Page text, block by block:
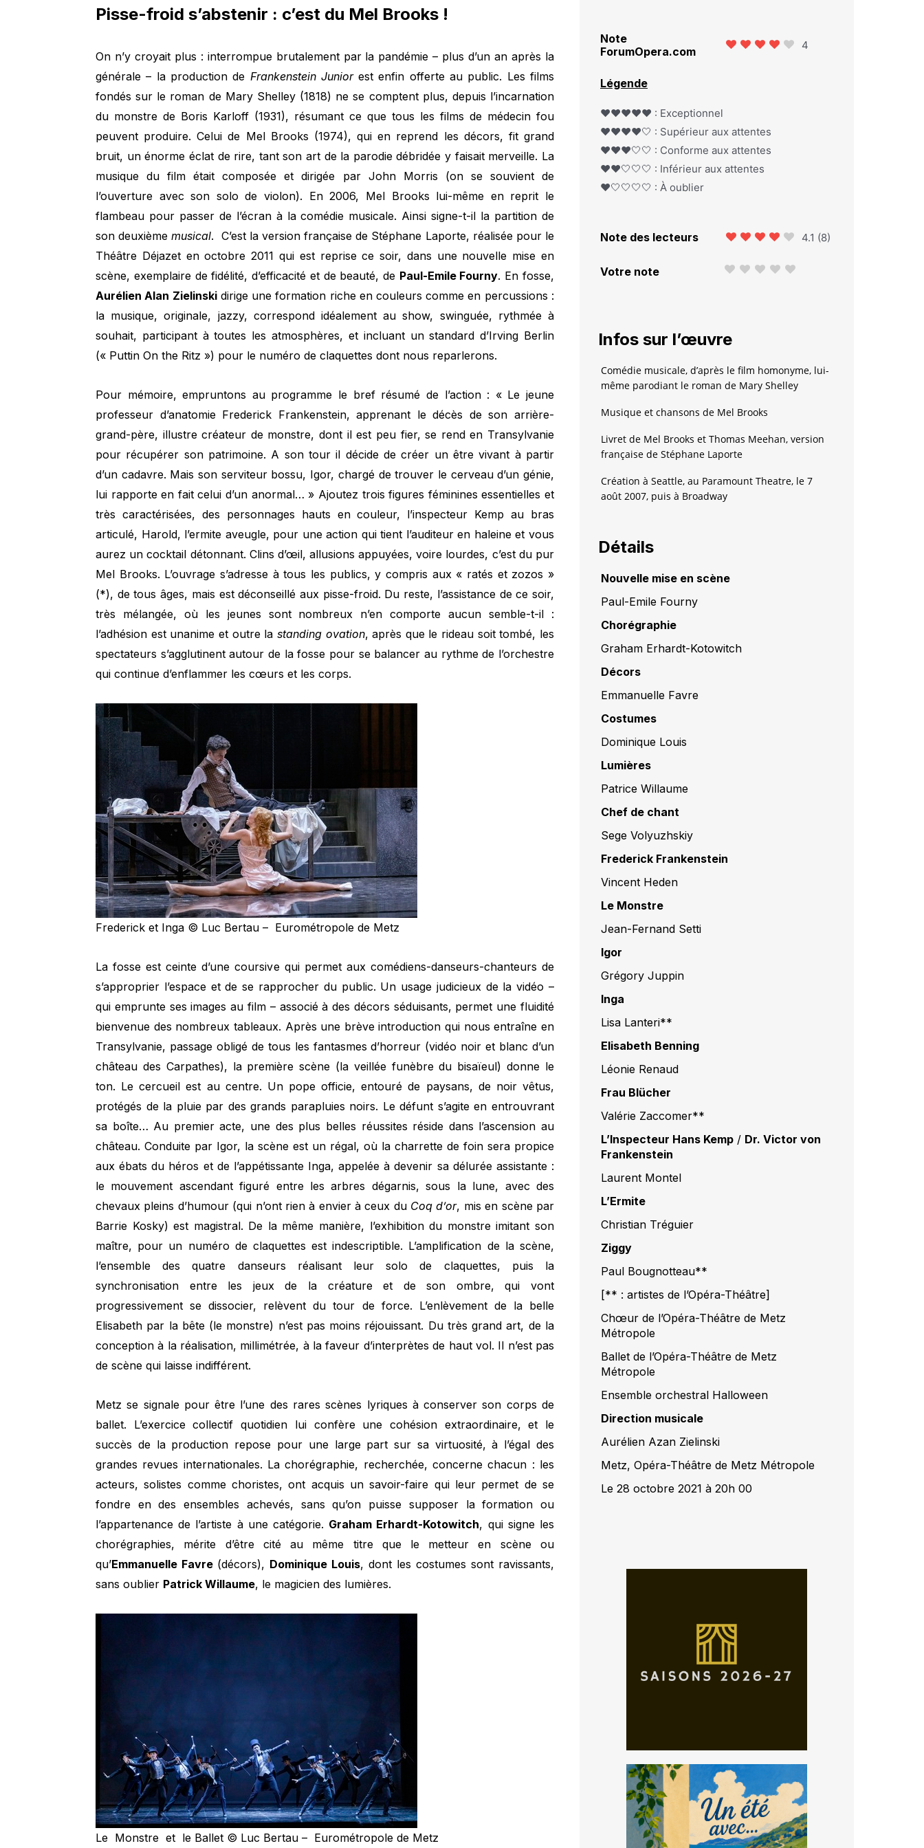
Pisse-froid s’abstenir : c’est du Mel Brooks !
On n’y croyait plus : interrompue brutalement par la pandémie – plus d’un an après la
générale – la production de Frankenstein Juniorest enfin offerte au public. Les films
fondés sur le roman de Mary Shelley (1818) ne se comptent plus, depuis l’incarnation
du monstre de Boris Karloff (1931), résumant ce que tous les films de médecin fou
peuvent produire. Celui de Mel Brooks (1974), qui en reprend les décors, fit grand
bruit, un énorme éclat de rire, tant son art de la parodie débridée y faisait merveille. La
musique du film était composée et dirigée par John Morris (on se souvient de
l’ouverture avec son solo de violon). En 2006, Mel Brooks lui-même en reprit le
flambeau pour passer de l’écran à la comédie musicale. Ainsi signe-t-il la partition de
son deuxièmemusical. C’est la version française de Stéphane Laporte, réalisée pour le
Théâtre Déjazet en octobre 2011 qui est reprise ce soir, dans une nouvelle mise en
scène, exemplaire de fidélité, d’efficacité et de beauté, de Paul-Emile Fourny. En fosse,
Aurélien Alan Zielinskidirige une formation riche en couleurs comme en percussions :
la musique, originale, jazzy, correspond idéalement au show, swinguée, rythmée à
souhait, participant à toutes les atmosphères, et incluant un standard d’Irving Berlin
(« Puttin On the Ritz ») pour le numéro de claquettes dont nous reparlerons.
Pour mémoire, empruntons au programme le bref résumé de l’action : « Le jeune
professeur d’anatomie Frederick Frankenstein, apprenant le décès de son arrière-
grand-père, illustre créateur de monstre, dont il est peu fier, se rend en Transylvanie
pour récupérer son patrimoine. A son tour il décide de créer un être vivant à partir
d’un cadavre. Mais son serviteur bossu, Igor, chargé de trouver le cerveau d’un génie,
lui rapporte en fait celui d’un anormal… » Ajoutez trois figures féminines essentielles et
très caractérisées, des personnages hauts en couleur, l’inspecteur Kemp au bras
articulé, Harold, l’ermite aveugle, pour une action qui tient l’auditeur en haleine et vous
aurez un cocktail détonnant. Clins d’œil, allusions appuyées, voire lourdes, c’est du pur
Mel Brooks. L’ouvrage s’adresse à tous les publics, y compris aux « ratés et zozos »
(*), de tous âges, mais est déconseillé aux pisse-froid. Du reste, l’assistance de ce soir,
très mélangée, où les jeunes sont nombreux n’en comporte aucun semble-t-il :
l’adhésion est unanime et outre la standing ovation, après que le rideau soit tombé, les
spectateurs s’agglutinent autour de la fosse pour se balancer au rythme de l’orchestre
qui continue d’enflammer les cœurs et les corps.
Frederick et Inga © Luc Bertau – Eurométropole de Metz
La fosse est ceinte d’une coursive qui permet aux comédiens-danseurs-chanteurs de
s’approprier l’espace et de se rapprocher du public. Un usage judicieux de la vidéo –
qui emprunte ses images au film – associé à des décors séduisants, permet une fluidité
bienvenue des nombreux tableaux. Après une brève introduction qui nous entraîne en
Transylvanie, passage obligé de tous les fantasmes d’horreur (vidéo noir et blanc d’un
château des Carpathes), la première scène (la veillée funèbre du bisaïeul) donne le
ton. Le cercueil est au centre. Un pope officie, entouré de paysans, de noir vêtus,
protégés de la pluie par des grands parapluies noirs. Le défunt s’agite en entrouvrant
sa boîte… Au premier acte, une des plus belles réussites réside dans l’ascension au
château. Conduite par Igor, la scène est un régal, où la charrette de foin sera propice
aux ébats du héros et de l’appétissante Inga, appelée à devenir sa délurée assistante :
le mouvement ascendant figuré entre les arbres dégarnis, sous la lune, avec des
chevaux pleins d’humour (qui n’ont rien à envier à ceux du Coq d’or, mis en scène par
Barrie Kosky) est magistral. De la même manière, l’exhibition du monstre imitant son
maître, pour un numéro de claquettes est indescriptible. L’amplification de la scène,
l’ensemble des quatre danseurs réalisant leur solo de claquettes, puis la
synchronisation entre les jeux de la créature et de son ombre, qui vont
progressivement se dissocier, relèvent du tour de force. L’enlèvement de la belle
Elisabeth par la bête (le monstre) n’est pas moins réjouissant. Du très grand art, de la
conception à la réalisation, millimétrée, à la faveur d’interprètes de haut vol. Il n’est pas
de scène qui laisse indifférent.
Metz se signale pour être l’une des rares scènes lyriques à conserver son corps de
ballet. L’exercice collectif quotidien lui confère une cohésion extraordinaire, et le
succès de la production repose pour une large part sur sa virtuosité, à l’égal des
grandes revues internationales. La chorégraphie, recherchée, concerne chacun : les
acteurs, solistes comme choristes, ont acquis un savoir-faire qui leur permet de se
fondre en des ensembles achevés, sans qu’on puisse supposer la formation ou
l’appartenance de l’artiste à une catégorie. Graham Erhardt-Kotowitch, qui signe les
chorégraphies, mérite d’être cité au même titre que le metteur en scène ou
qu’Emmanuelle Favre (décors), Dominique Louis, dont les costumes sont ravissants,
sans oublier Patrick Willaume, le magicien des lumières.
Le Monstre et le Ballet © Luc Bertau – Eurométropole de Metz
Note
ForumOpera.com
4
Légende
❤️❤️❤️❤️❤️ : Exceptionnel
❤️❤️❤️❤️🤍 : Supérieur aux attentes
❤️❤️❤️🤍🤍 : Conforme aux attentes
❤️❤️🤍🤍🤍 : Inférieur aux attentes
❤️🤍🤍🤍🤍 : À oublier
Note des lecteurs 4.1 (8)
Votre note
Infos sur l’œuvre
Comédie musicale, d’après le film homonyme, lui-
même parodiant le roman de Mary Shelley
Musique et chansons de Mel Brooks
Livret de Mel Brooks et Thomas Meehan, version
française de Stéphane Laporte
Création à Seattle, au Paramount Theatre, le 7
août 2007, puis à Broadway
Détails
Nouvelle mise en scène
Paul-Emile Fourny
Chorégraphie
Graham Erhardt-Kotowitch
Décors
Emmanuelle Favre
Costumes
Dominique Louis
Lumières
Patrice Willaume
Chef de chant
Sege Volyuzhskiy
Frederick Frankenstein
Vincent Heden
Le Monstre
Jean-Fernand Setti
Igor
Grégory Juppin
Inga
Lisa Lanteri**
Elisabeth Benning
Léonie Renaud
Frau Blücher
Valérie Zaccomer**
L’Inspecteur Hans Kemp/ Dr. Victor von
Frankenstein
Laurent Montel
L’Ermite
Christian Tréguier
Ziggy
Paul Bougnotteau**
[** : artistes de l’Opéra-Théâtre]
Chœur de l’Opéra-Théâtre de Metz
Métropole
Ballet de l’Opéra-Théâtre de Metz
Métropole
Ensemble orchestral Halloween
Direction musicale
Aurélien Azan Zielinski
Metz, Opéra-Théâtre de Metz Métropole
Le 28 octobre 2021 à 20h 00